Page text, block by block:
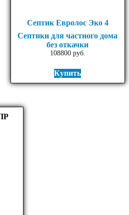
Септик Евролос Эко 4
Септики для частного дома
без откачки
108800руб.
Купить